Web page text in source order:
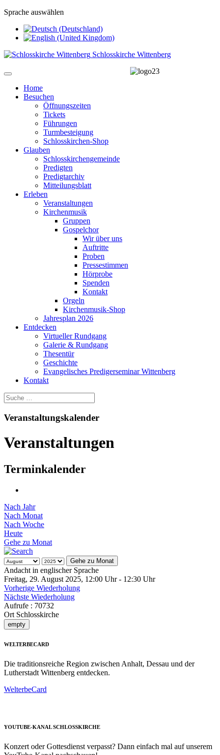
Sprache auswählen
Schlosskirche Wittenberg
Home
Besuchen
Öffnungszeiten
Tickets
Führungen
Turmbesteigung
Schlosskirchen-Shop
Glauben
Schlosskirchengemeinde
Predigten
Predigtarchiv
Mitteilungsblatt
Erleben
Veranstaltungen
Kirchenmusik
Gruppen
Gospelchor
Wir über uns
Auftritte
Proben
Pressestimmen
Hörprobe
Spenden
Kontakt
Orgeln
Kirchenmusik-Shop
Jahresplan 2026
Entdecken
Virtueller Rundgang
Galerie & Rundgang
Thesentür
Geschichte
Evangelisches Predigerseminar Wittenberg
Kontakt
Veranstaltungskalender
Veranstaltungen
Terminkalender
Nach Jahr
Nach Monat
Nach Woche
Heute
Gehe zu Monat
Gehe zu Monat
Andacht in englischer Sprache
Freitag, 29. August 2025, 12:00 Uhr - 12:30 Uhr
Vorherige Wiederholung
Nächste Wiederholung
Aufrufe : 70732
Ort Schlosskirche
empty
WELTERBECARD
Die traditionsreiche Region zwischen Anhalt, Dessau und der
Lutherstadt Wittenberg entdecken.
WelterbeCard
YOUTUBE-KANAL SCHLOSSKIRCHE
Konzert oder Gottesdienst verpasst? Dann einfach mal auf unserem